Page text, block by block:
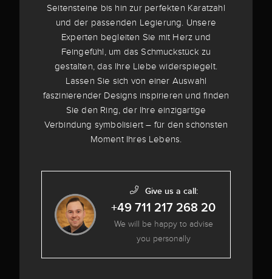
Seitensteine bis hin zur perfekten Karatzahl
und der passenden Legierung. Unsere
Experten begleiten Sie mit Herz und
Feingefühl, um das Schmuckstück zu
gestalten, das Ihre Liebe widerspiegelt.
Lassen Sie sich von einer Auswahl
faszinierender Designs inspirieren und finden
Sie den Ring, der Ihre einzigartige
Verbindung symbolisiert – für den schönsten
Moment Ihres Lebens.
Give us a call:
+49 711 217 268 20
We will be happy to advise
you personally